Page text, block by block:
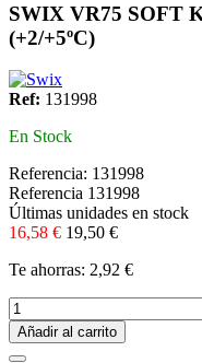
SWIX VR75 SOFT
(+2/+5ºC)
Ref: 131998
En Stock
Referencia: 131998
Referencia 131998
Últimas unidades en stock
16,58 € 19,50 €
Te ahorras: 2,92 €
Añadir al carrito